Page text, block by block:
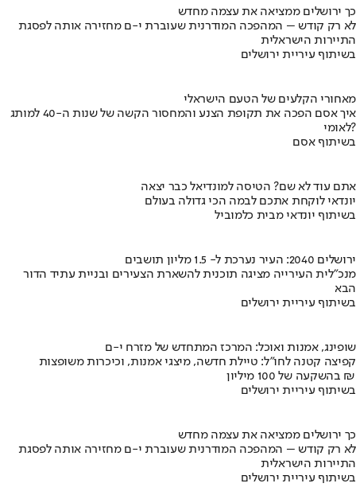
כך ירושלים ממציאה את עצמה מחדש
לא רק קודש – המהפכה המודרנית שעוברת י-ם מחזירה אותה לפסגת
התיירות הישראלית
בשיתוף עיריית ירושלים
מאחורי הקלעים של הטעם הישראלי
איך אסם הפכה את תקופת הצנע והמחסור הקשה של שנות ה-40 למותג
לאומי?
בשיתוף אסם
אתם עוד לא שם? הטיסה למונדיאל כבר יצאה
יונדאי לוקחת אתכם לבמה הכי גדולה בעולם
בשיתוף יונדאי מבית כלמוביל
ירושלים 2040: העיר נערכת ל- 1.5 מליון תושבים
מנכ"לית העירייה מציגה תוכנית להשארת הצעירים ובניית עתיד הדור
הבא
בשיתוף עיריית ירושלים
שופינג, אמנות ואוכל: המרכז המתחדש של מזרח י-ם
קפיצה קטנה לחו"ל: טיילת חדשה, מיצגי אמנות, וכיכרות משופצות
בהשקעה של 100 מיליון ₪
בשיתוף עיריית ירושלים
כך ירושלים ממציאה את עצמה מחדש
לא רק קודש – המהפכה המודרנית שעוברת י-ם מחזירה אותה לפסגת
התיירות הישראלית
בשיתוף עיריית ירושלים